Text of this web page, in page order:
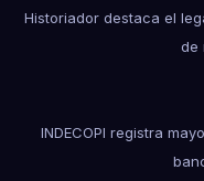
Historiador destaca el
de
INDECOPI registra